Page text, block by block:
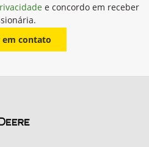
e concordo em receber
em contato